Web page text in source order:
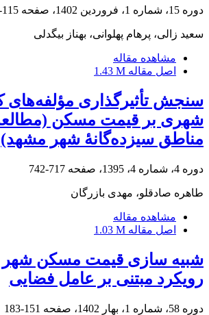
دوره 15، شماره 1، فروردین 1402، صفحه 115-130
سعید زالی، پرهام پهلوانی، بهناز بیگدلی
مشاهده مقاله
اصل مقاله 1.43 M
سنجش تأثیرگذاری
شهری بر قیمت مسکن
مناطق سیزده‌گانۀ شهر مشهد)
دوره 4، شماره 4، 1395، صفحه 717-742
طاهره صادقلو، مهدی بازرگان
مشاهده مقاله
اصل مقاله 1.03 M
شبیه سازی قیمت مسکن شهر
رویکرد مبتنی بر عامل فضایی
دوره 58، شماره 1، بهار 1402، صفحه 151-183